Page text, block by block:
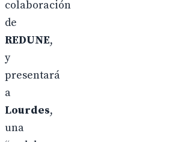
colaboración
de
REDUNE,
y
presentará
a
Lourdes,
una